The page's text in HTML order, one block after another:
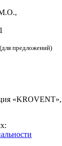
М.О.,
(для предложений)
«KROVENT»,